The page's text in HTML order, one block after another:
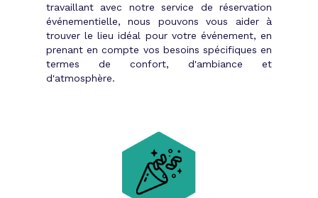
travaillant avec notre service de réservation
événementielle, nous pouvons vous aider à
trouver le lieu idéal pour votre événement, en
prenant en compte vos besoins spécifiques en
termes de confort, d'ambiance et
d'atmosphère.